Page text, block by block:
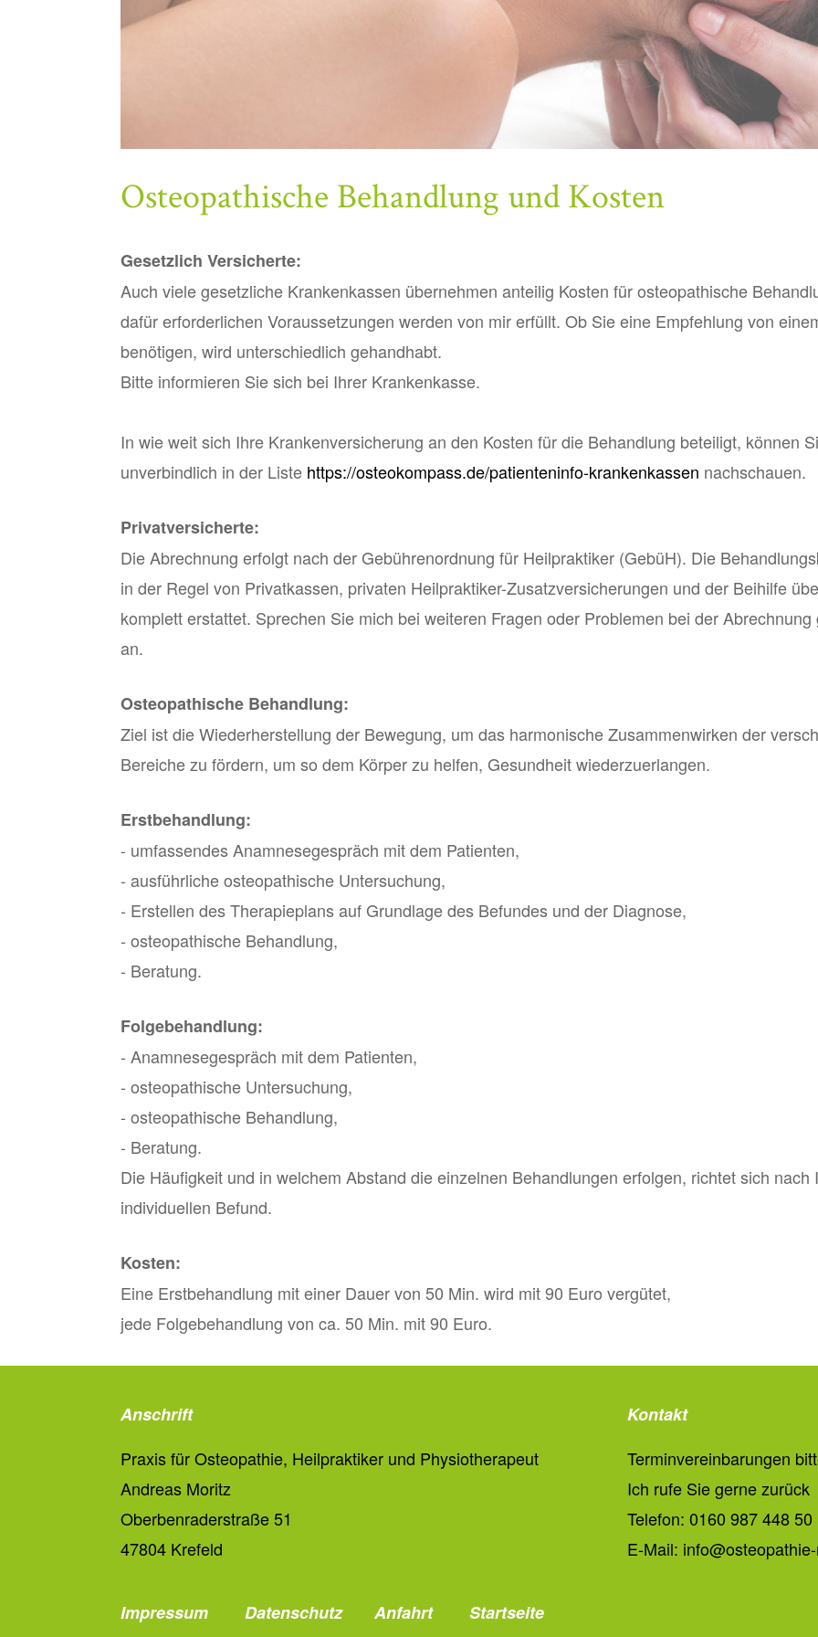
Osteopathische Behandlung und Kosten
Gesetzlich Versicherte:
Auch viele gesetzliche Krankenkassen übernehmen anteilig Kosten für osteopathische
dafür erforderlichen Voraussetzungen werden von mir erfüllt. Ob Sie eine Empfehlung von
benötigen, wird unterschiedlich gehandhabt.
Bitte informieren Sie sich bei Ihrer Krankenkasse.
In wie weit sich Ihre Krankenversicherung an den Kosten für die Behandlung beteiligt, können
unverbindlich in der Liste https://osteokompass.de/patienteninfo-krankenkassen nachschauen.
Privatversicherte:
Die Abrechnung erfolgt nach der Gebührenordnung für Heilpraktiker (GebüH). Die
in der Regel von Privatkassen, privaten Heilpraktiker-Zusatzversicherungen und der Beihilfe
komplett erstattet. Sprechen Sie mich bei weiteren Fragen oder Problemen bei der Abrechnung
an.
Osteopathische Behandlung:
Ziel ist die Wiederherstellung der Bewegung, um das harmonische Zusammenwirken der
Bereiche zu fördern, um so dem Körper zu helfen, Gesundheit wiederzuerlangen.
Erstbehandlung:
- umfassendes Anamnesegespräch mit dem Patienten,
- ausführliche osteopathische Untersuchung,
- Erstellen des Therapieplans auf Grundlage des Befundes und der Diagnose,
- osteopathische Behandlung,
- Beratung.
Folgebehandlung:
- Anamnesegespräch mit dem Patienten,
- osteopathische Untersuchung,
- osteopathische Behandlung,
- Beratung.
Die Häufigkeit und in welchem Abstand die einzelnen Behandlungen erfolgen, richtet sich nach
individuellen Befund.
Kosten:
Eine Erstbehandlung mit einer Dauer von 50 Min. wird mit 90 Euro vergütet,
jede Folgebehandlung von ca. 50 Min. mit 90 Euro.
Anschrift
Praxis für Osteopathie, Heilpraktiker und Physiotherapeut
Andreas Moritz
Oberbenraderstraße 51
47804 Krefeld
Impressum Datenschutz Anfahrt Startseite
Kontakt
Terminvereinbarungen
Ich rufe Sie gerne zurück
Telefon: 0160 987 448 50
E-Mail: